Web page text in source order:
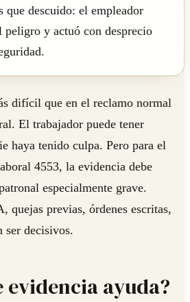
que descuido: el empleador
peligro y actuó con desprecio
difícil que en el reclamo normal
El trabajador puede tener
haya tenido culpa. Pero para el
4553, la evidencia debe
especialmente grave.
quejas previas, órdenes escritas,
ser decisivos.
evidencia ayuda?